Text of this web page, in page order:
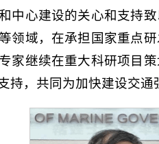
中心建设的关心和支持
领域，在承担国家重点
家继续在重大科研项目
持，共同为加快建设交通